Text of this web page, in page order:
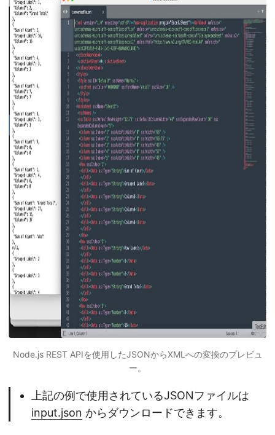
Node.js REST APIを使用したJSONからXMLへの変換のプレビュ
ー。
上記の例で使用されているJSONファイルは
input.json からダウンロードできます。